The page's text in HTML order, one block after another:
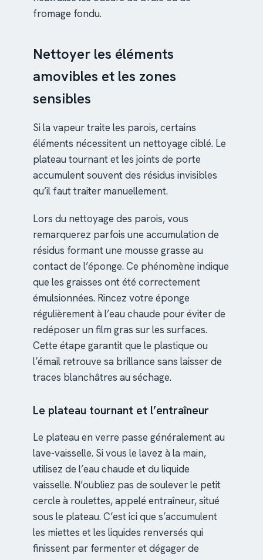
fromage fondu.
Nettoyer les éléments
amovibles et les zones
sensibles
Si la vapeur traite les parois, certains
éléments nécessitent un nettoyage ciblé. Le
plateau tournant et les joints de porte
accumulent souvent des résidus invisibles
qu’il faut traiter manuellement.
Lors du nettoyage des parois, vous
remarquerez parfois une accumulation de
résidus formant une mousse grasse au
contact de l’éponge. Ce phénomène indique
que les graisses ont été correctement
émulsionnées. Rincez votre éponge
régulièrement à l’eau chaude pour éviter de
redéposer un film gras sur les surfaces.
Cette étape garantit que le plastique ou
l’émail retrouve sa brillance sans laisser de
traces blanchâtres au séchage.
Le plateau tournant et l’entraîneur
Le plateau en verre passe généralement au
lave-vaisselle. Si vous le lavez à la main,
utilisez de l’eau chaude et du liquide
vaisselle. N’oubliez pas de soulever le petit
cercle à roulettes, appelé entraîneur, situé
sous le plateau. C’est ici que s’accumulent
les miettes et les liquides renversés qui
finissent par fermenter et dégager de